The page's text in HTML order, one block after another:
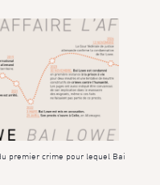
premier crime pour lequel Bai